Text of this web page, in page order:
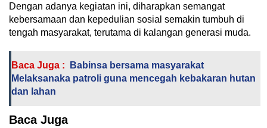
Dengan adanya kegiatan ini, diharapkan semangat
kebersamaan dan kepedulian sosial semakin tumbuh di
tengah masyarakat, terutama di kalangan generasi muda.
Baca Juga :
Babinsa bersama masyarakat
Melaksanaka patroli guna mencegah kebakaran hutan
dan lahan
Baca Juga